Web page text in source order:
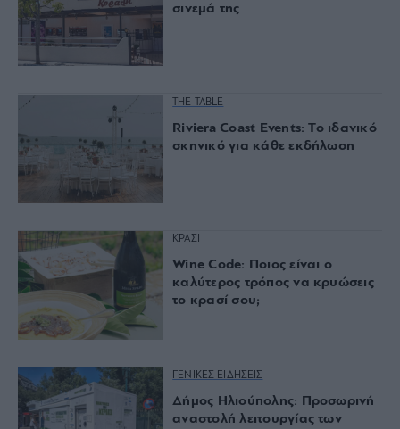
σινεμά της
THE TABLE
Riviera Coast Events: Το ιδανικό
σκηνικό για κάθε εκδήλωση
ΚΡΑΣΙ
Wine Code: Ποιος είναι ο
καλύτερος τρόπος να κρυώσεις
το κρασί σου;
ΓΕΝΙΚΕΣ ΕΙΔΗΣΕΙΣ
Δήμος Ηλιούπολης: Προσωρινή
αναστολή λειτουργίας των